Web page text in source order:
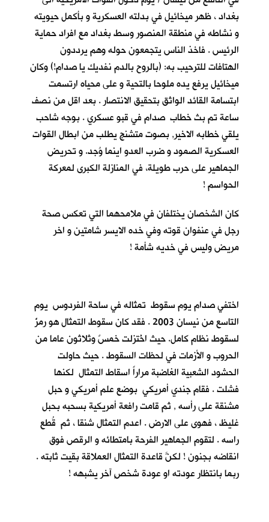
بغداد ، ظهر ميخائيل في بدلته العسكرية و بأكمل حيويته
و نشاطه في منطقة المنصور وسط بغداد مع افراد حماية
الرئيس . فاخذ الناس يتجمعون حوله وهم يرددون
الهتافات للترحيب به: (بالروح بالدم نفديك يا صدام!) وكان
ميخائيل يرفع يده ملوحا بالتحية و على محياه ارتسمت
ابتسامة القائد الواثق بتحقيق الانتصار . بعد اقل من نصف
ساعة تم بث خطاب صدام في قبو عسكري . بوجه شاحب
يلقي خطابه الاخير, بصوت متشنج يطلب من ابطال القوات
العسكرية الصمود و ضرب العدو اينما وُجد. و تحريض
الجماهير على حرب طويلة، في المنازلة الكبرى لمعركة
الحواسم !
كان الشخصان يختلفان في ملامحهما التي تعكس صحة
رجل في عنفوان قوته وفي خده الايسر شامتين و اخر
مريض وليس في خديه شأمة !
اختفي صدام يوم سقوط تمثاله في ساحة الفردوس يوم
التاسع من نيسان 2003 . فقد كان سقوط التمثال هو رمزٌ
لسقوط نظام كامل. حيث اخُتزلت خمسٌ وثلاثون عاما من
الحروب و الأزمات في لحظات السقوط . حيث حاولت
الحشود الشعبية الغاضبة مراراً اسقاط التمثال لكنها
فشلت . فقام جندي أمريكي بوضع علم أمريكي و حبل
مشنقة على رأسه , ثم قامت رافعة أمريكية بسحبه بحبل
غليظ ، فهوى على الارض . اعدم التمثال شنقا ، ثم قُطع
راسه . لتقوم الجماهير الفرحة بامتطائه و الرقص فوق
انقاضه بجنون ! لكنَّ قاعدة التمثال العملاقة بقيت ثابته .
ربما بانتظار عودته او عودة شخصٍ آخر يشبهه !